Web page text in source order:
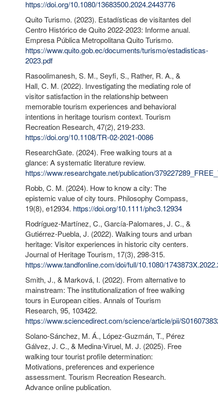
https://doi.org/10.1080/13683500.2024.2443776
Quito Turismo. (2023). Estadísticas de visitantes del
Centro Histórico de Quito 2022-2023: Informe anual.
Empresa Pública Metropolitana Quito Turismo.
https://www.quito.gob.ec/documents/turismo/estadisticas-
2023.pdf
Rasoolimanesh, S. M., Seyfi, S., Rather, R. A., &
Hall, C. M. (2022). Investigating the mediating role of
visitor satisfaction in the relationship between
memorable tourism experiences and behavioral
intentions in heritage tourism context. Tourism
Recreation Research, 47(2), 219-233.
https://doi.org/10.1108/TR-02-2021-0086
ResearchGate. (2024). Free walking tours at a
glance: A systematic literature review.
https://www.researchgate.net/publication/
Robb, C. M. (2024). How to know a city: The
epistemic value of city tours. Philosophy Compass,
19(8), e12934. https://doi.org/10.1111/phc3.12934
Rodríguez-Martínez, C., García-Palomares, J. C., &
Gutiérrez-Puebla, J. (2022). Walking tours and urban
heritage: Visitor experiences in historic city centers.
Journal of Heritage Tourism, 17(3), 298-315.
https://www.tandfonline.com/doi/full/10.1080/
Smith, J., & Marková, I. (2022). From alternative to
mainstream: The institutionalization of free walking
tours in European cities. Annals of Tourism
Research, 95, 103422.
https://www.sciencedirect.com/science/article/pii/
Solano-Sánchez, M. Á., López-Guzmán, T., Pérez
Gálvez, J. C., & Medina-Viruel, M. J. (2025). Free
walking tour tourist profile determination:
Motivations, preferences and experience
assessment. Tourism Recreation Research.
Advance online publication.